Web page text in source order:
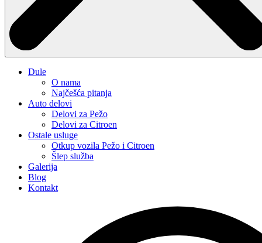
Dule
O nama
Najčešća pitanja
Auto delovi
Delovi za Pežo
Delovi za Citroen
Ostale usluge
Otkup vozila Pežo i Citroen
Šlep služba
Galerija
Blog
Kontakt